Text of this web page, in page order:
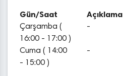
Gün/Saat Açıklama
Çarşamba (
16:00 - 17:00 )
-
Cuma ( 14:00
- 15:00 )
-